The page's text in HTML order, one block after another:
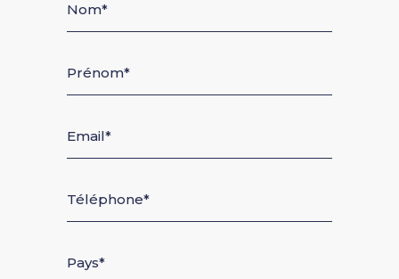
Nom
Prénom
Email
Téléphone
Pays